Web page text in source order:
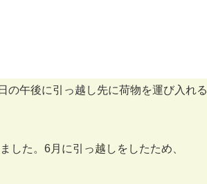
の午後に引っ越し先に荷物を運び入れる
した。6月に引っ越しをしたため、